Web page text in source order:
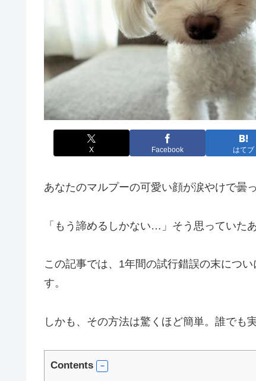
X Facebook はてブ
あなたのマルプーの可愛い顔が涙やけで曇
「もう諦めるしかない…」そう思っていた
この記事では、1年間の試行錯誤の末につ
す。
しかも、その方法は驚くほど簡単。誰でも
Contents